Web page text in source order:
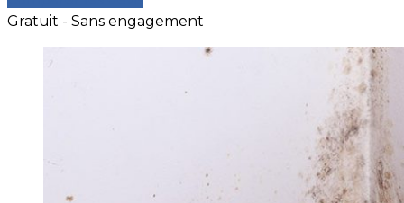
Gratuit - Sans engagement